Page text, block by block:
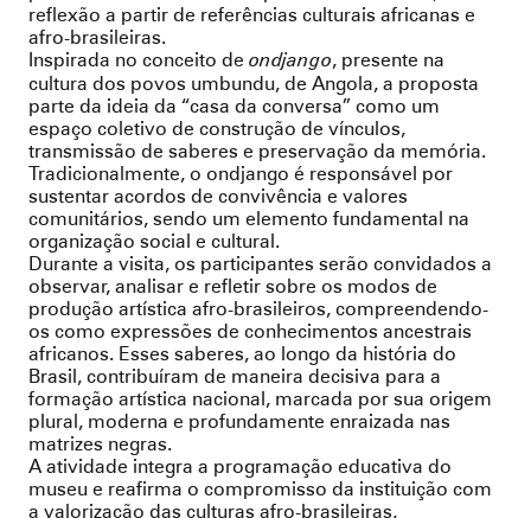
reflexão a partir de referências culturais africanas e
afro-brasileiras.
Inspirada no conceito de ondjango, presente na
cultura dos povos umbundu, de Angola, a proposta
parte da ideia da “casa da conversa” como um
espaço coletivo de construção de vínculos,
transmissão de saberes e preservação da memória.
Tradicionalmente, o ondjango é responsável por
sustentar acordos de convivência e valores
comunitários, sendo um elemento fundamental na
organização social e cultural.
Durante a visita, os participantes serão convidados a
observar, analisar e refletir sobre os modos de
produção artística afro-brasileiros, compreendendo-
os como expressões de conhecimentos ancestrais
africanos. Esses saberes, ao longo da história do
Brasil, contribuíram de maneira decisiva para a
formação artística nacional, marcada por sua origem
plural, moderna e profundamente enraizada nas
matrizes negras.
A atividade integra a programação educativa do
museu e reafirma o compromisso da instituição com
a valorização das culturas afro-brasileiras,